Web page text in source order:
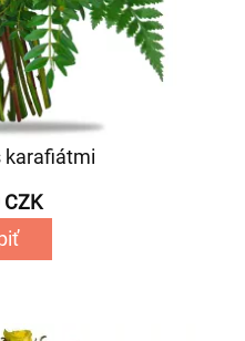
karafiátmi
CZK